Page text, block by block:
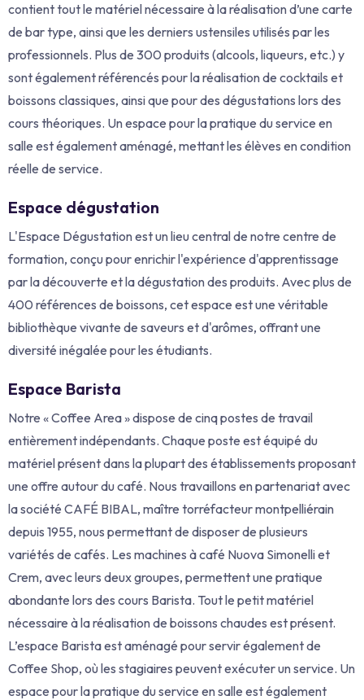
contient tout le matériel nécessaire à la réalisation d’une carte
de bar type, ainsi que les derniers ustensiles utilisés par les
professionnels. Plus de 300 produits (alcools, liqueurs, etc.) y
sont également référencés pour la réalisation de cocktails et
boissons classiques, ainsi que pour des dégustations lors des
cours théoriques. Un espace pour la pratique du service en
salle est également aménagé, mettant les élèves en condition
réelle de service.
Espace dégustation
L'Espace Dégustation est un lieu central de notre centre de
formation, conçu pour enrichir l'expérience d'apprentissage
par la découverte et la dégustation des produits. Avec plus de
400 références de boissons, cet espace est une véritable
bibliothèque vivante de saveurs et d'arômes, offrant une
diversité inégalée pour les étudiants.
Espace Barista
Notre « Coffee Area » dispose de cinq postes de travail
entièrement indépendants. Chaque poste est équipé du
matériel présent dans la plupart des établissements proposant
une offre autour du café. Nous travaillons en partenariat avec
la société CAFÉ BIBAL, maître torréfacteur montpelliérain
depuis 1955, nous permettant de disposer de plusieurs
variétés de cafés. Les machines à café Nuova Simonelli et
Crem, avec leurs deux groupes, permettent une pratique
abondante lors des cours Barista. Tout le petit matériel
nécessaire à la réalisation de boissons chaudes est présent.
L’espace Barista est aménagé pour servir également de
Coffee Shop, où les stagiaires peuvent exécuter un service. Un
espace pour la pratique du service en salle est également